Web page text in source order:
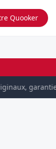
Quooker
garantie